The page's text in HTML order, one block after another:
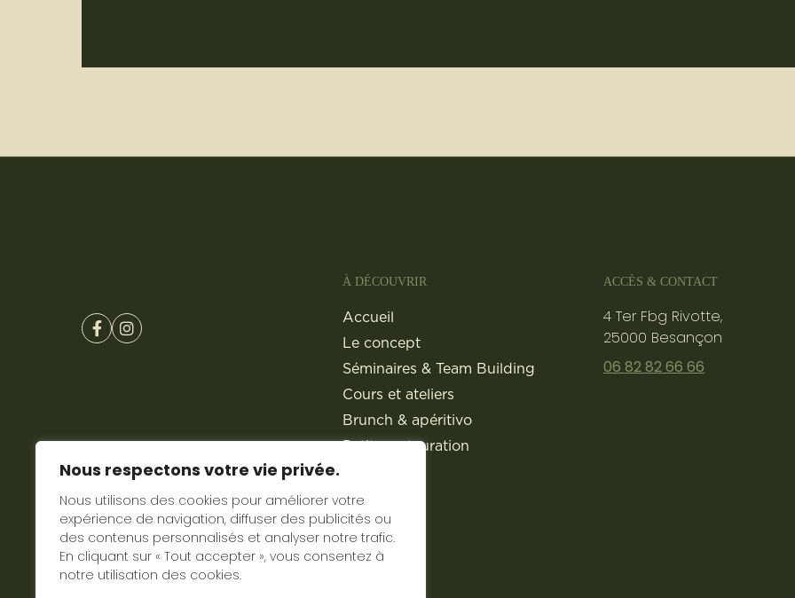
Nous respectons votre vie privée.
Nous utilisons des cookies pour améliorer votre
expérience de navigation, diffuser des publicités ou
des contenus personnalisés et analyser notre trafic.
En cliquant sur « Tout accepter », vous consentez à
notre utilisation des cookies.
À DÉCOUVRIR
Accueil
Le concept
Séminaires & Team Building
Cours et ateliers
Brunch & apéritivo
Petite restauration
Traiteur
Actualités
Contact
ACCÈS & CONTACT
4 Ter Fbg Rivotte,
25000 Besançon
06 82 82 66 66